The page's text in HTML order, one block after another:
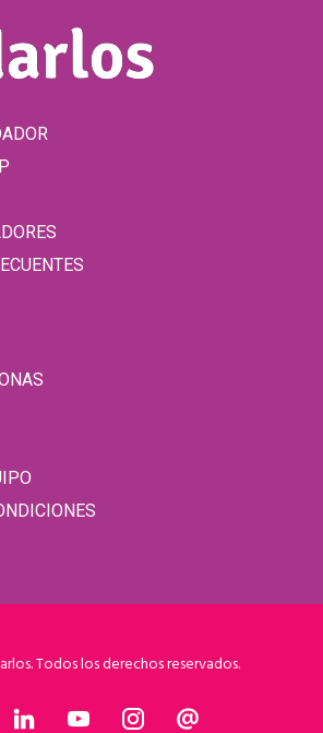
Todos los derechos reservados.